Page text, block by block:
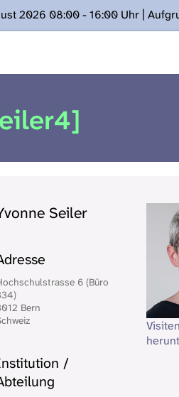
2026 08:00 - 16:00 Uhr |
www.podcast.unibe.ch
Seiler
6 (Büro
Bern
/